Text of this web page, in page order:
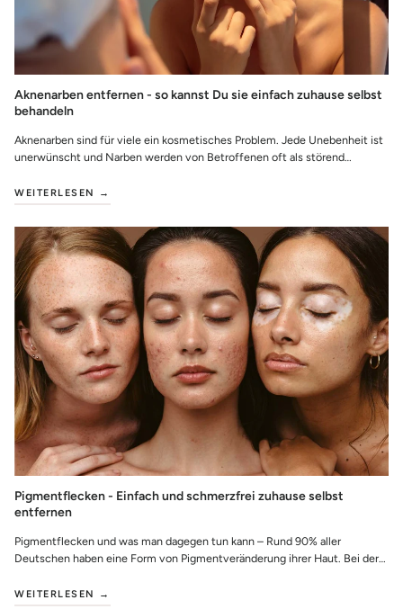
Aknenarben entfernen - so kannst Du sie einfach zuhause selbst
behandeln
Aknenarben sind für viele ein kosmetisches Problem. Jede Unebenheit ist
unerwünscht und Narben werden von Betroffenen oft als störend
WEITERLESEN →
Pigmentflecken - Einfach und schmerzfrei zuhause selbst
entfernen
Pigmentflecken und was man dagegen tun kann – Rund 90% aller
Deutschen haben eine Form von Pigmentveränderung ihrer Haut. Bei der
WEITERLESEN →